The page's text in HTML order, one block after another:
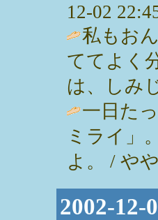
12-02
私もお
ててよく
は、しみ
一日た
ミライ」
よ。 / や
2002-